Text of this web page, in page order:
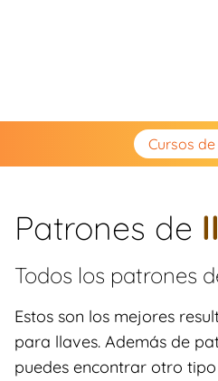
Cursos
Patrones de
Todos los patrones
Estos son los mejores
para llaves. Además de
puedes encontrar otro